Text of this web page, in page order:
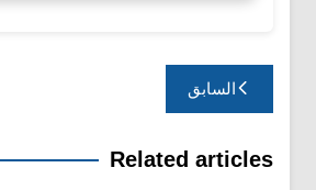
تصفّح
المقالات
السابق
Related articles